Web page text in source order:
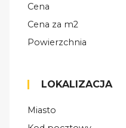
Cena
Cena za m2
Powierzchnia
LOKALIZACJA
Miasto